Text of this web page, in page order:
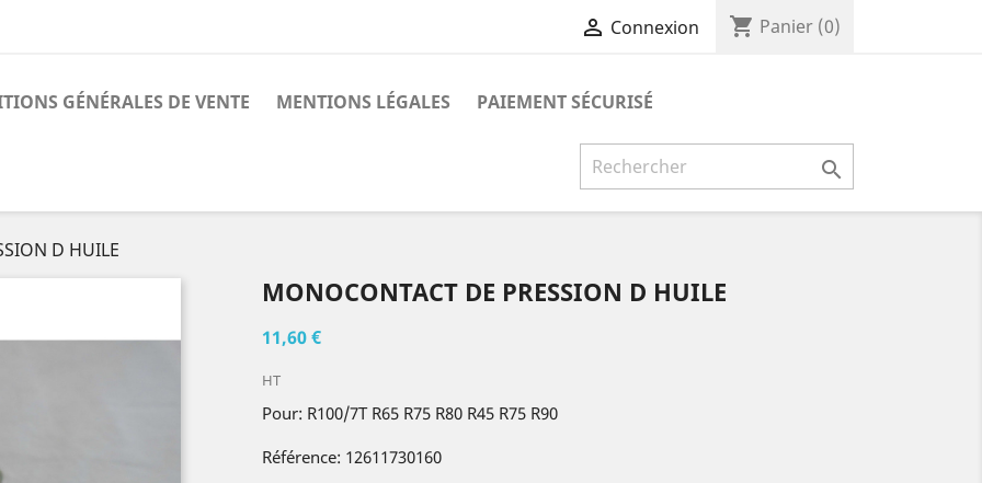
 Connexion shopping_cart Panier (0)
GÉNÉRALES DE VENTE MENTIONS LÉGALES PAIEMENT SÉCURISÉ

D HUILE
MONOCONTACT DE PRESSION D HUILE
11,60 €
HT
Pour: R100/7T R65 R75 R80 R45 R75 R90
Référence: 12611730160